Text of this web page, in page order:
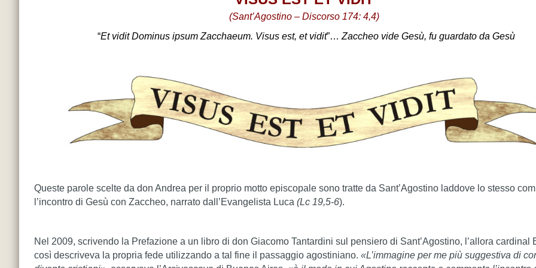
(Sant’Agostino – Discorso 174: 4,4)
“Et vidit Dominus ipsum Zacchaeum. Visus est, et vidit”…Zaccheo vide Gesù, fu guardato da Gesù
Queste parole scelte da don Andrea per il proprio motto episcopale sono tratte da Sant’Agostino laddove lo stesso
l’incontro di Gesù con Zaccheo, narrato dall’Evangelista Luca (Lc 19,5-6).
Nel 2009, scrivendo la Prefazione a un libro di don Giacomo Tantardini sul pensiero di Sant’Agostino, l’allora cardinal
così descriveva la propria fede utilizzando a tal fine il passaggio agostiniano. «L’immagine per me più suggestiva di